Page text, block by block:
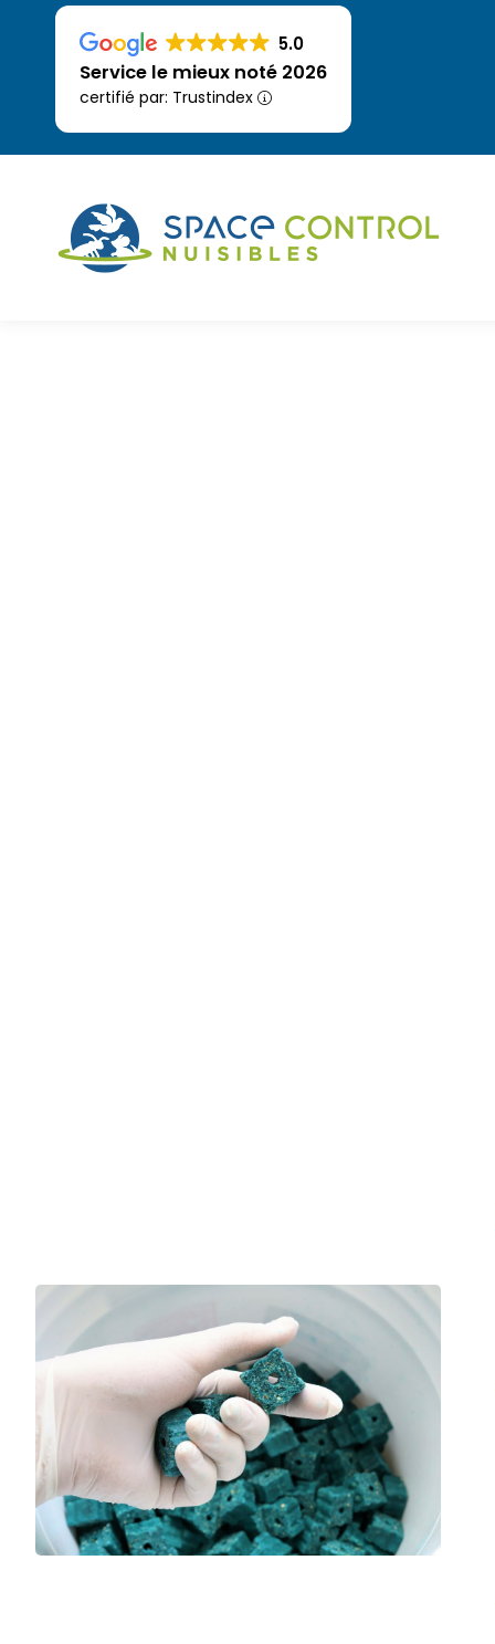
5.0
Service le mieux noté 2026
certifié par: Trustindex
5.0
Service le mieux noté 2026
certifié par: Trustindex